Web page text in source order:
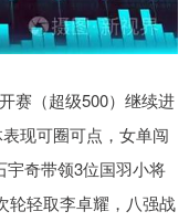
赛（超级500）继续进
现可圈可点，女单闯
宇奇带领3位国羽小将
轮轻取李卓耀，八强战